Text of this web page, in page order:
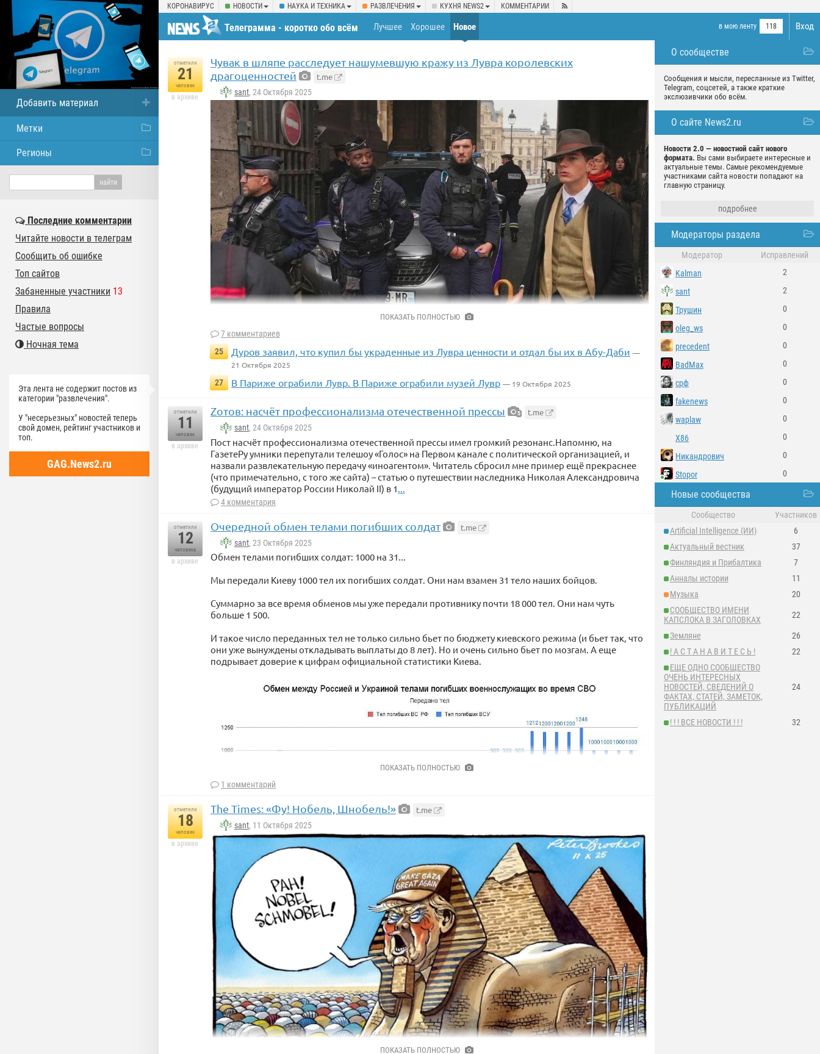
КОРОНАВИРУС НОВОСТИ НАУКА И ТЕХНИКА РАЗВЛЕЧЕНИЯ КУХНЯ NEWS2 КОММЕНТАРИИ 
Вход
Телеграмма - коротко обо всём в мою ленту 118
Лучшее Хорошее Новое
О сообществе
Сообщения и мысли, пересланные из Twitter,
Telegram, соцсетей, а также краткие
экслюзивчики обо всём.
О сайте News2.ru
Новости 2.0 — новостной сайт нового
формата. Вы сами выбираете интересные и
актуальные темы. Самые рекомендуемые
участниками сайта новости попадают на
главную страницу.
подробнее
Модераторы раздела
Модератор
Исправлений
Kalman
2
sant
2
Трушин
0
oleg_ws
0
precedent
0
BadMax
0
срф
0
fakenews
0
waplaw
0
X86
0
Никандрович
0
Stopor
0
Новые сообщества
Сообщество
Участников
Artificial Intelligence (ИИ)
6
Актуальный вестник
37
Финляндия и Прибалтика
7
Анналы истории
11
Музыка
20
СООБЩЕСТВО ИМЕНИ
КАПСЛОКА В ЗАГОЛОВКАХ
22
Земляне
26
! А С Т А Н А В И Т Е С Ь !
22
ЕЩЕ ОДНО СООБЩЕСТВО
ОЧЕНЬ ИНТЕРЕСНЫХ
НОВОСТЕЙ, СВЕДЕНИЙ О
ФАКТАХ, СТАТЕЙ, ЗАМЕТОК,
ПУБЛИКАЦИЙ
24
! ! ! ВСЕ НОВОСТИ ! ! ! 32
отметили
21
человек
в архиве
Чувак в шляпе расследует нашумевшую кражу из Лувра королевских
драгоценностей
t.me
sant, 24 Октября 2025
Чувак в шляпе, который выглядит так, будто он попаданец из 40-х годов прошлого века – это
реальный инспектор полиции, который расследует нашумевшую кражу из Лувра королевских
драгоценностей.
ПОКАЗАТЬ ПОЛНОСТЬЮ
7 комментариев
25
Дуров заявил, что купил бы украденные из Лувра ценности и отдал бы их в Абу-Даби —
21 Октября 2025
27
В Париже ограбили Лувр. В Париже ограбили музей Лувр — 19 Октября 2025
отметили
11
человек
в архиве
Zотов: насчёт профессионализма отечественной прессы 5 t.me
sant, 24 Октября 2025
Пост насчёт профессионализма отечественной прессы имел громкий резонанс.Напомню, на
ГазетеРу умники перепутали телешоу «Голос» на Первом канале с политической организацией, и
назвали развлекательную передачу «иноагентом». Читатель сбросил мне пример ещё прекраснее
(что примечательно, с того же сайта) – статью о путешествии наследника Николая Александровича
(будущий император России Николай II) в 1
4 комментария
отметили
12
человека
в архиве
Очередной обмен телами погибших солдат t.me
sant, 23 Октября 2025
Обмен телами погибших солдат: 1000 на 31...
Мы передали Киеву 1000 тел их погибших солдат. Они нам взамен 31 тело наших бойцов.
Суммарно за все время обменов мы уже передали противнику почти 18 000 тел. Они нам чуть
больше 1 500.
И такое число переданных тел не только сильно бьет по бюджету киевского режима (и бьет так, что
они уже вынуждены откладывать выплаты до 8 лет). Но и очень сильно бьет по мозгам. А еще
подрывает доверие к цифрам официальной статистики Киева.
ПОКАЗАТЬ ПОЛНОСТЬЮ
1 комментарий
отметили
18
человек
в архиве
The Times: «Фу! Нобель, Шнобель!» t.me
sant, 11 Октября 2025
ПОКАЗАТЬ ПОЛНОСТЬЮ
Добавить материал
Метки
Регионы
Последние комментарии
Читайте новости в телеграм
Сообщить об ошибке
Топ сайтов
Забаненные участники 13
Правила
Частые вопросы
Ночная тема
Эта лента не содержит постов из
категории "развлечения".
У "несерьезных" новостей теперь
свой домен, рейтинг участников и
топ.
GAG.News2.ru